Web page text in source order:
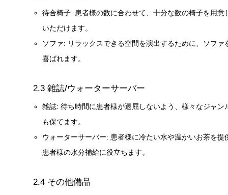
待合椅子: 患者様の数に合わせて、十分な数の椅子を用
いただけます。
ソファ: リラックスできる空間を演出するために、ソフ
喜ばれます。
2.3 雑誌/ウォーターサーバー
雑誌: 待ち時間に患者様が退屈しないよう、様々なジャ
も保てます。
ウォーターサーバー: 患者様に冷たい水や温かいお茶を
患者様の水分補給に役立ちます。
2.4 その他備品